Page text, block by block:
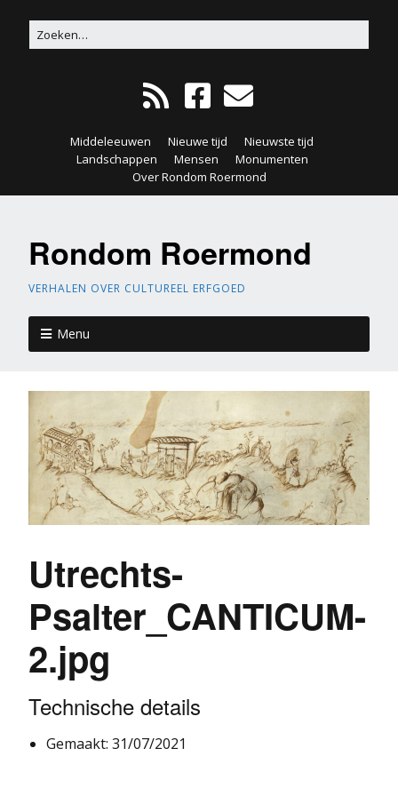
Middeleeuwen Nieuwe tijd
Nieuwste tijd
Landschappen
Mensen
Monumenten
Over Rondom Roermond
Rondom Roermond
VERHALEN OVER CULTUREEL ERFGOED
Menu
Utrechts-
Psalter_CANTICUM-
2.jpg
Technische details
Gemaakt: 31/07/2021